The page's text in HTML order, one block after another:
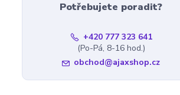
Potřebujete poradit?
+420 777 323 641
(Po-Pá, 8-16 hod.)
obchod@ajaxshop.cz